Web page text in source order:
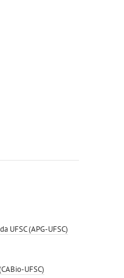
UFSC (APG-UFSC)
UFSC)